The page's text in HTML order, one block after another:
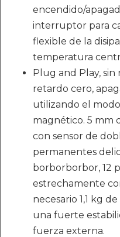
encendido/
interruptor para
flexible de la
temperatura
Plug and Play, sin
retardo cero,
utilizando el
magnético. 5 mm
con sensor de
permanentes
borborborbor, 12
estrechamente
necesario 1,1 kg
una fuerte
fuerza externa.